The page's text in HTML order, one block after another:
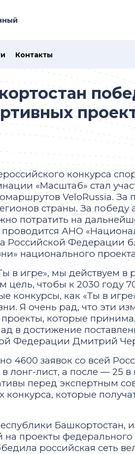
Контакты
конкурса
«Масштаб» стал
VeloRussia.
страны. За
потратить на
проводится АНО
Российской Федерации
национального
в игре», мы действуем в
чтобы к 2030 году
конкурсы, как «Ты в
Я очень рад, что эти
которые
в достижение
Федерации Дмитрий
4600 заявок со всей
лист, а после — 25 в
перед экспертным
которые
Башкортостан,
проекты
российская сеть